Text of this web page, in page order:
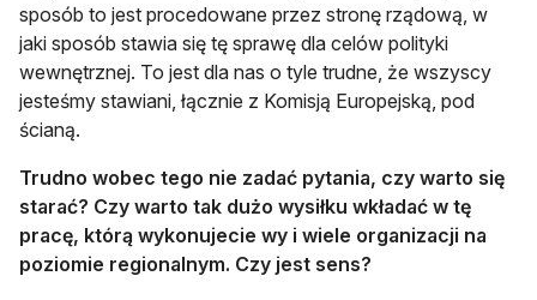
sposób to jest procedowane przez stronę rządową, w
jaki sposób stawia się tę sprawę dla celów polityki
wewnętrznej. To jest dla nas o tyle trudne, że wszyscy
jesteśmy stawiani, łącznie z Komisją Europejską, pod
ścianą.
Trudno wobec tego nie zadać pytania, czy warto się
starać? Czy warto tak dużo wysiłku wkładać w tę
pracę, którą wykonujecie wy i wiele organizacji na
poziomie regionalnym. Czy jest sens?